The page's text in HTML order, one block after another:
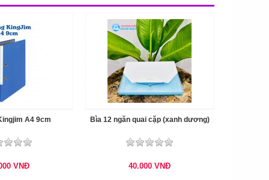
A4 9cm
VNĐ
Bìa 12 ngăn quai cặp (xanh dương)
40.000VNĐ